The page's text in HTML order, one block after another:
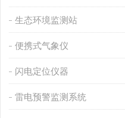
生态环境监测站
便携式气象仪
闪电定位仪器
雷电预警监测系统